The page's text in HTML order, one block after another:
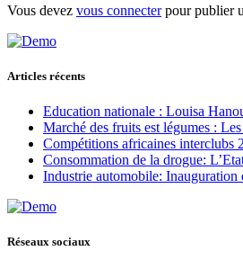
Vous devez vous connecterpour publier
Articles récents
Education nationale : Louisa
Marché des fruits est légumes :
Compétitions africaines interclubs
Consommation de la drogue:
Industrie automobile: Inauguration
Réseaux sociaux